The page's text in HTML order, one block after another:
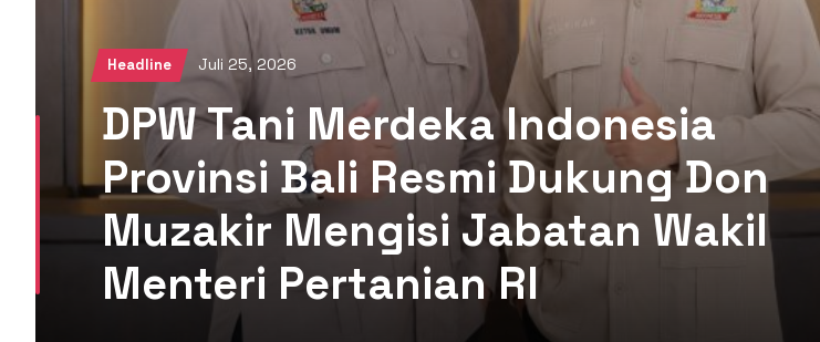
Headline Juli 25, 2026
DPW Tani Merdeka Indonesia
Provinsi Bali Resmi Dukung Don
Muzakir Mengisi Jabatan Wakil
Menteri Pertanian RI